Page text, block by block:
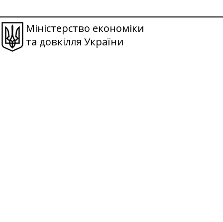
Міністерство економіки
та довкілля України